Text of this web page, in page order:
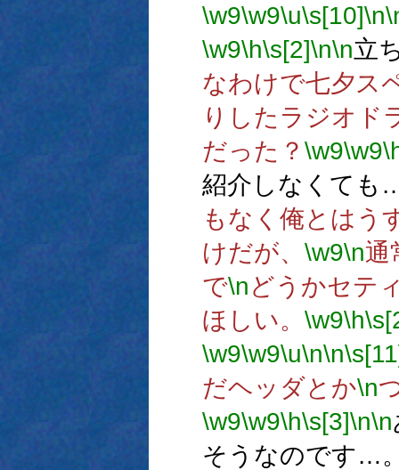
\w9\w9\u\s[10]\n
\w9\h\s[2]\n\n立
なわけで七夕ス
りしたラジオド
だった？ \w9\w9
紹介しなくても
もなく俺とはう
けだが、 \w9\n通
で\nどうかセテ
ほしい。 \w9\h
\w9\w9\u\n\n
だヘッダとか\n
\w9\w9\h\s[3]\n\n
そうなのです…